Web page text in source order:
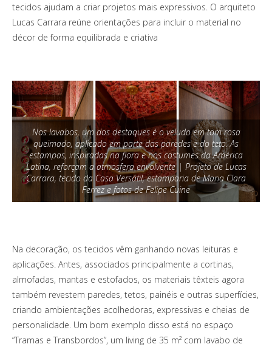
tecidos ajudam a criar projetos mais expressivos. O arquiteto
Lucas Carrara reúne orientações para incluir o material no
décor de forma equilibrada e criativa
Nos lavabos, um dos destaques é o veludo em tom rosa
queimado, aplicado em parte das paredes e do teto. As
estampas, inspiradas na flora e nos costumes da América
Latina, reforçam a atmosfera envolvente | Projeto de Lucas
Carrara, tecido da Casa Versátil, estamparia de Maria Clara
Ferrez e fotos de Felipe Cuine
Na decoração, os tecidos vêm ganhando novas leituras e
aplicações. Antes, associados principalmente a cortinas,
almofadas, mantas e estofados, os materiais têxteis agora
também revestem paredes, tetos, painéis e outras superfícies,
criando ambientações acolhedoras, expressivas e cheias de
personalidade. Um bom exemplo disso está no espaço
“Tramas e Transbordos”, um living de 35 m² com lavabo de